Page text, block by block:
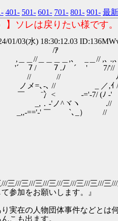
401- 501- 601- 701- 801- 901- 最
】ソレは戻りたい様です
01/03(水) 18:30:12.03
_/ｱ＿
,＿＿//＿＿＿＿,
/￣￣７.ﾉ￣´ '
// ﾉ/.//＝//＝// ＿
// _ ／,ｲ //＿//＿//
¨冫< -='-7/ (ﾉ -'￣7/ ￣
ヽ,￣´ _,．-'
' ￣ `､_） //
7/￣´ ,iﾉ
,二
三///三///三///三///三///三///三///三
参加をお願いします。』
実在の人物団体事件などとは
こも出ます。